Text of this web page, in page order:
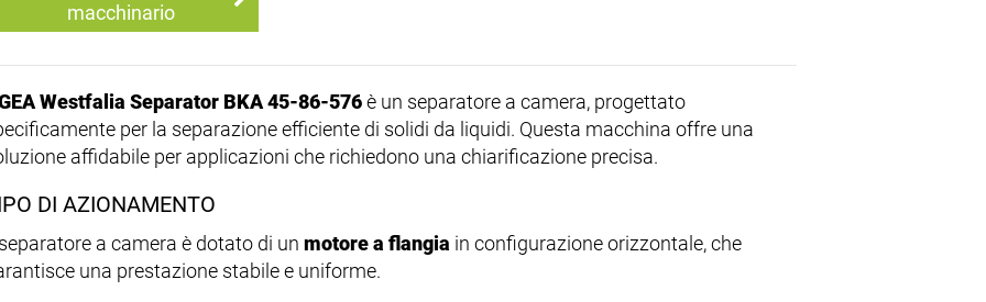
macchinario
Westfalia Separator BKA 45-86-576è un separatore a camera, progettato
per la separazione efficiente di solidi da liquidi. Questa macchina offre una
affidabile per applicazioni che richiedono una chiarificazione precisa.
DI AZIONAMENTO
a camera è dotato di un motore a flangia in configurazione orizzontale, che
una prestazione stabile e uniforme.